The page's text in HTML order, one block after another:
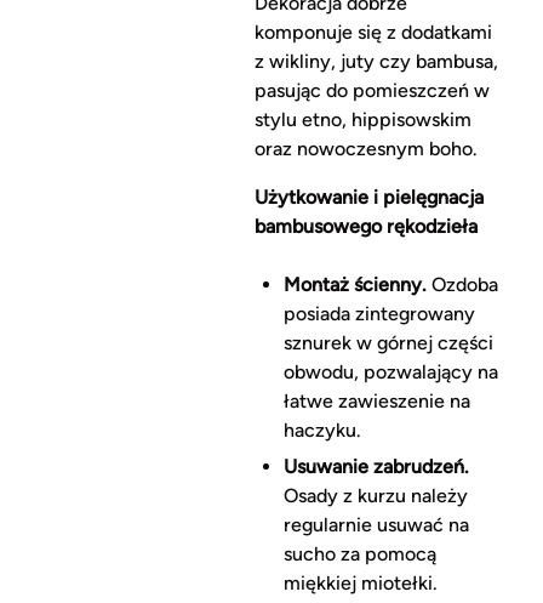
komponuje się z dodatkami
z wikliny, juty czy bambusa,
pasując do pomieszczeń w
stylu etno, hippisowskim
oraz nowoczesnym boho.
Użytkowanie i pielęgnacja
bambusowego rękodzieła
Montaż ścienny.Ozdoba
posiada zintegrowany
sznurek w górnej części
obwodu, pozwalający na
łatwe zawieszenie na
haczyku.
Usuwanie zabrudzeń.
Osady z kurzu należy
regularnie usuwać na
sucho za pomocą
miękkiej miotełki.